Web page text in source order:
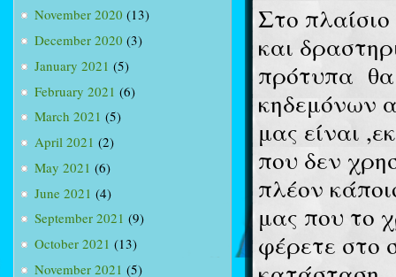
November 2020 (13)
December 2020 (3)
January 2021 (5)
February 2021 (6)
March 2021 (5)
April 2021 (2)
May 2021 (6)
June 2021 (4)
September 2021 (9)
October 2021 (13)
November 2021 (5)
Στο
και
πρότυπα θα
κηδεμόνων
μας είναι
που δεν
πλέον
μας που το
φέρετε στο